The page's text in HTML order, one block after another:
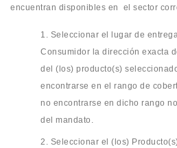
encuentran disponibles en el sector
1. Seleccionar el lugar de
Consumidor la dirección exacta
del (los) producto(s)
encontrarse en el rango de
no encontrarse en dicho rango
del mandato.
2. Seleccionar el (los)